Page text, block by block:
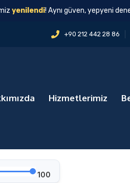
yenilendi! Aynı güven, yepyeni
+90 212 442 28 86
Hizmetlerimiz
100